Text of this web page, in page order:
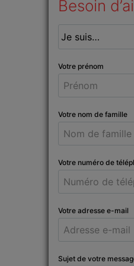
Besoin
Votre prénom
Votre nom de famille
Votre numéro de
Votre adresse e-mail
Sujet de votre